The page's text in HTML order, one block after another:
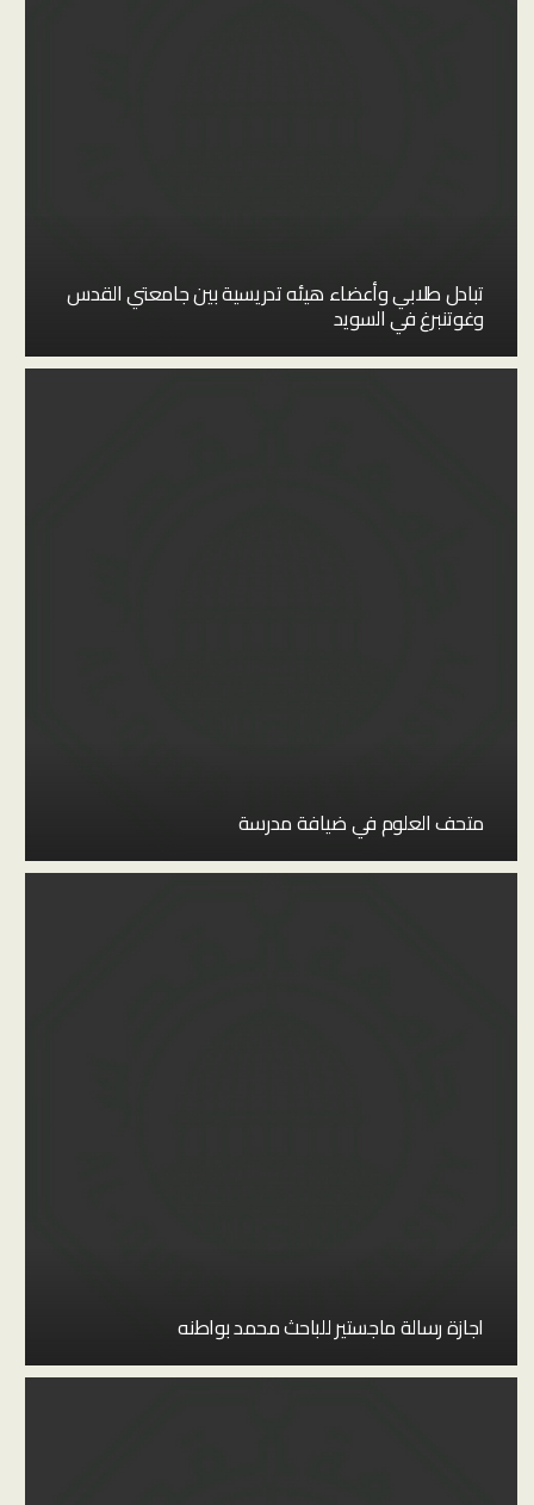
تبادل طلابي وأعضاء هيئه تدريسية بين جامعتي القدس
وغوتنبرغ في السويد
متحف العلوم في ضيافة مدرسة
اجازة رسالة ماجستير للباحث محمد بواطنه